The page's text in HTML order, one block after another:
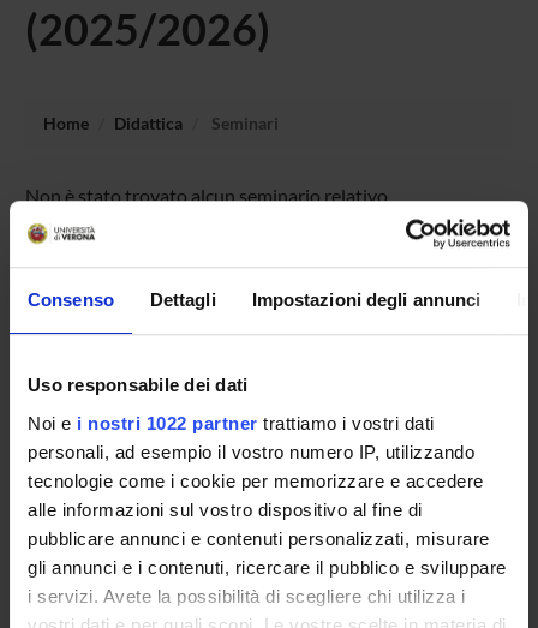
Consenso Dettagli Impostazioni degli annunci
Uso responsabile dei dati
Noi e i nostri 1022 partner trattiamo i vostri dati
personali, ad esempio il vostro numero IP, utilizzando
tecnologie come i cookie per memorizzare e accedere
alle informazioni sul vostro dispositivo al fine di
pubblicare annunci e contenuti personalizzati, misurare
gli annunci e i contenuti, ricercare il pubblico e sviluppare
i servizi. Avete la possibilità di scegliere chi utilizza i
(2025/2026)
Home Didattica Seminari
Non è stato trovato alcun seminario relativo
all'insegnamento Statistical methods for business
intelligence.
DOTTORATI, MASTER E FORMAZIONE SUPERIORE
Contatti
Persone
Luoghi